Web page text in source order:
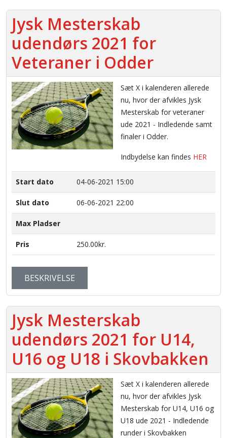
Jysk Mesterskab
udendørs 2021 for
Veteraner i Odder
Sæt X i kalenderen allerede
nu, hvor der afvikles Jysk
Mesterskab for veteraner
ude 2021 - Indledende samt
finaler i Odder.
Indbydelse kan findes HER
Start dato 04-06-2021 15:00
Slut dato 06-06-2021 22:00
Max Pladser
Pris 250.00kr.
BESKRIVELSE
Jysk Mesterskab
udendørs 2021 for U14,
U16 og U18 i Skovbakken
Sæt X i kalenderen allerede
nu, hvor der afvikles Jysk
Mesterskab for U14, U16 og
U18 ude 2021 - Indledende
runder i Skovbakken